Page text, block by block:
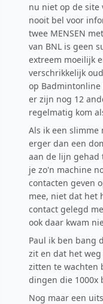
nu niet op de site
nooit bel voor
twee MENSEN
van BNL is geen
extreem moeilijk
verschrikkelijk
op
er zijn nog 12
regelmatig kom
Als ik een
erger dan een
aan de lijn gehad
je zo'n machine
contacten geven
mee, niet dat het
contact gelegd
ook daar kwam
Paul ik ben bang
zit en dat het
zitten te wachten
dingen die 1000x
Nog maar een